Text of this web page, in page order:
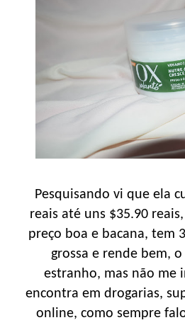
Pesquisando vi que ela
reais até uns $35.90
preço boa e bacana, tem
grossa e rende bem,
estranho, mas não me
encontra em drogarias,
online, como sempre